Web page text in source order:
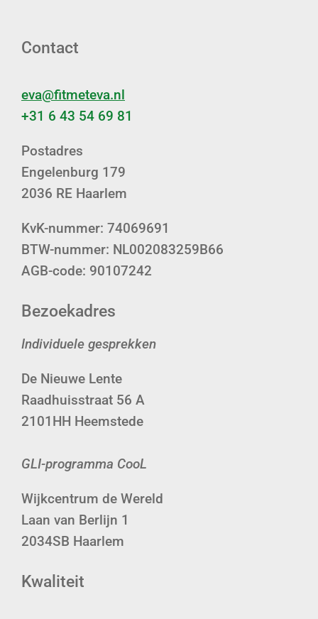
Contact
eva@fitmeteva.nl
+31 6 43 54 69 81
Postadres
Engelenburg 179
2036 RE Haarlem
KvK-nummer: 74069691
BTW-nummer: NL002083259B66
AGB-code: 90107242
Bezoekadres
Individuele gesprekken
De Nieuwe Lente
Raadhuisstraat 56 A
2101HH Heemstede
GLI-programma CooL
Wijkcentrum de Wereld
Laan van Berlijn 1
2034SB Haarlem
Kwaliteit